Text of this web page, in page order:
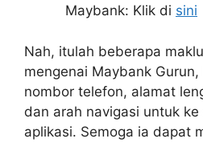
Maybank: Klik di sini
Nah, itulah beberapa
mengenai Maybank
nombor telefon, alamat
dan arah navigasi untuk
aplikasi. Semoga ia dapat